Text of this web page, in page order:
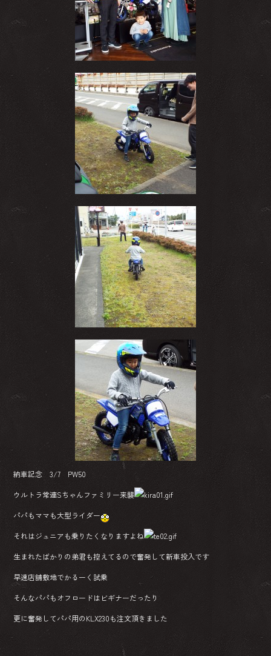
納車記念 3/7 PW50
ウルトラ常連Sちゃんファミリー来襲
パパもママも大型ライダー
それはジュニアも乗りたくなりますよね
生まれたばかりの弟君も控えてるので奮発して新車投入です
早速店舗敷地でかるーく試乗
そんなパパもオフロードはビギナーだったり
更に奮発してパパ用のKLX230も注文頂きました